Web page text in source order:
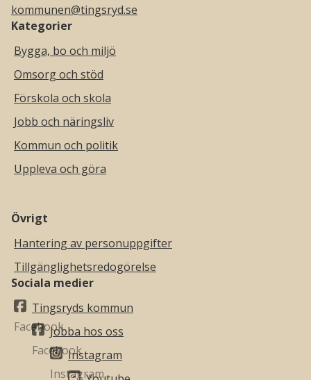
kommunen@tingsryd.se
Kategorier
Bygga, bo och miljö
Omsorg och stöd
Förskola och skola
Jobb och näringsliv
Kommun och politik
Uppleva och göra
Övrigt
Hantering av personuppgifter
Tillgänglighetsredogörelse
Sociala medier
Tingsryds kommun
Jobba hos oss
Instagram